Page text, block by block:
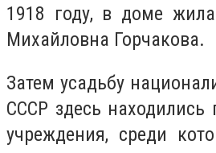
1918 году, в доме
Михайловна Горчакова.
Затем усадьбу
СССР здесь находились
учреждения, среди